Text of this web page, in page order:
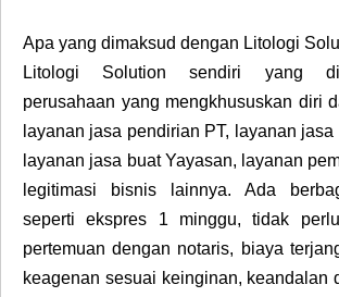
Apa yang dimaksud dengan Litologi
Litologi Solution sendiri yang
perusahaan yang mengkhususkan diri
layanan jasa pendirian PT, layanan
layanan jasa buat Yayasan, layanan
legitimasi bisnis lainnya. Ada
seperti ekspres 1 minggu, tidak
pertemuan dengan notaris, biaya
keagenan sesuai keinginan, keandalan